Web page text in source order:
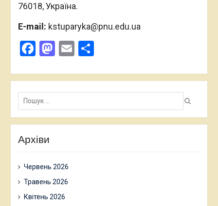
76018, Україна.
E-mail: kstuparyka@pnu.edu.ua
Facebook
Mastodon
EmailПоділитися
Пошук:
Архіви
Червень 2026
Травень 2026
Квітень 2026